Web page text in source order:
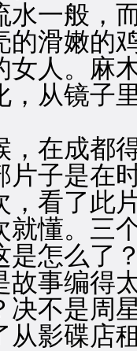
一般，而
的滑嫩的
女人。麻
，从镜子
在成都得
片子是在
，看了此
就懂。三
是怎么了
故事编得
决不是周
影碟店租